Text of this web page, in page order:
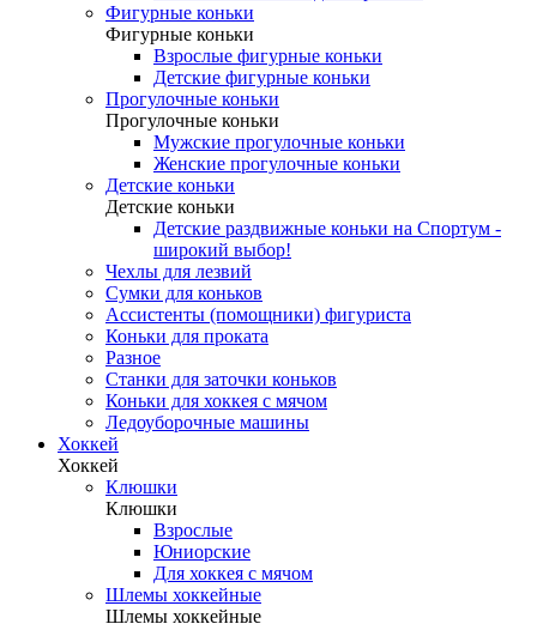
Фигурные коньки
Фигурные коньки
Взрослые фигурные коньки
Детские фигурные коньки
Прогулочные коньки
Прогулочные коньки
Мужские прогулочные коньки
Женские прогулочные коньки
Детские коньки
Детские коньки
Детские раздвижные коньки на Спортум -
широкий выбор!
Чехлы для лезвий
Сумки для коньков
Ассистенты (помощники) фигуриста
Коньки для проката
Разное
Станки для заточки коньков
Коньки для хоккея с мячом
Ледоуборочные машины
Хоккей
Хоккей
Клюшки
Клюшки
Взрослые
Юниорские
Для хоккея с мячом
Шлемы хоккейные
Шлемы хоккейные